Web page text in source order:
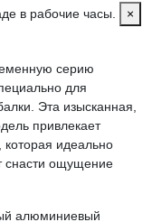
в рабочие часы.
×
серию
для
Эта изысканная,
привлекает
которая идеально
снасти ощущение
алюминиевый